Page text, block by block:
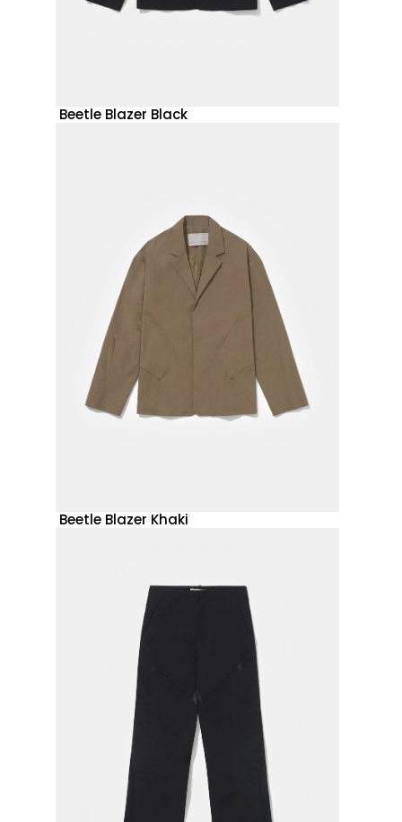
Beetle Blazer Black
Beetle Blazer Khaki